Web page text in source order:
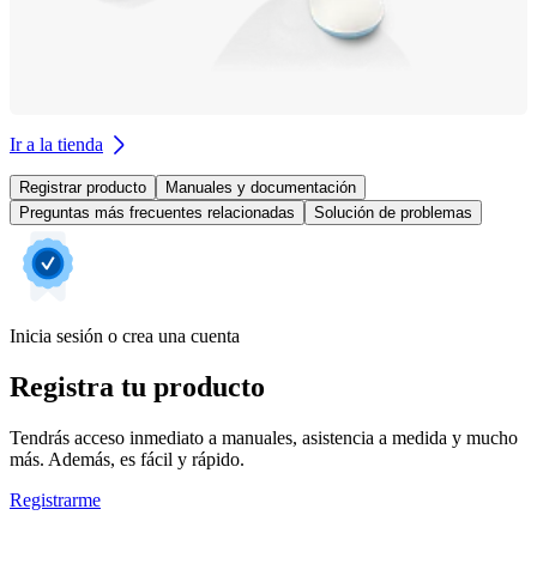
Ir a la tienda
Registrar producto
Manuales y documentación
Preguntas más frecuentes relacionadas
Solución de problemas
Inicia sesión o crea una cuenta
Registra tu producto
Tendrás acceso inmediato a manuales, asistencia a medida y mucho
más. Además, es fácil y rápido.
Registrarme